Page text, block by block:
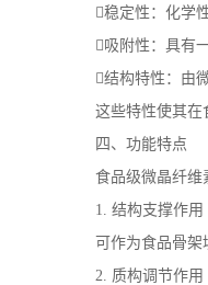
稳定性：化学
吸附性：具有
结构特性：由
这些特性使其在
四、功能特点
食品级微晶纤维
1. 结构支撑作用
可作为食品骨架
2. 质构调节作用